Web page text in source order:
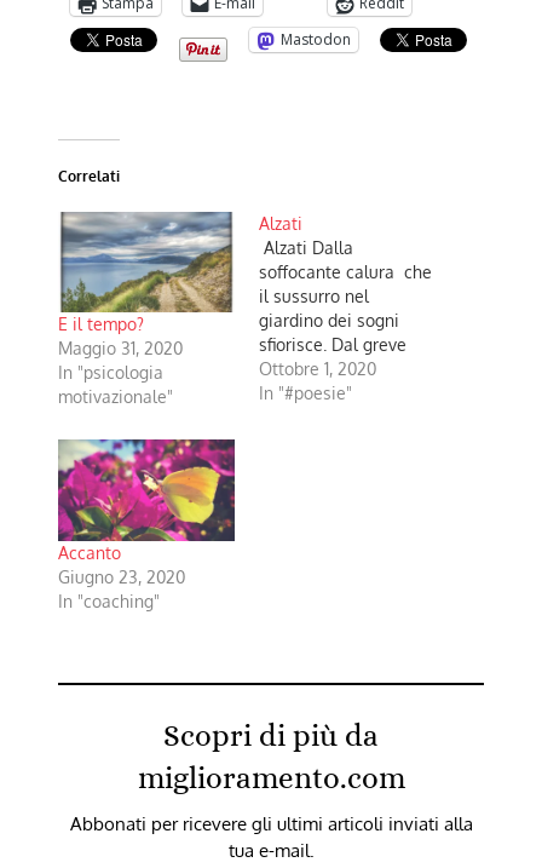
Mastodon
Correlati
E il tempo?
Maggio 31, 2020
In "psicologia
motivazionale"
Alzati
Alzati Dalla
soffocante calura che
il sussurro nel
giardino dei sogni
sfiorisce. Dal greve
tenebrore che i
profumi abbaglianti
Ottobre 1, 2020
In "#poesie"
Accanto
Giugno 23, 2020
In "coaching"
Scopri di più da
miglioramento.com
Abbonati per ricevere gli ultimi articoli inviati alla
tua e-mail.